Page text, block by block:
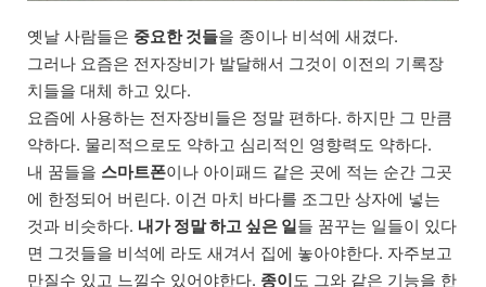
옛날 사람들은 중요한 것들을 종이나 비석에 새겼다.
그러나 요즘은 전자장비가 발달해서 그것이 이전의 기록장
치들을 대체 하고 있다.
요즘에 사용하는 전자장비들은 정말 편하다. 하지만 그 만큼
약하다. 물리적으로도 약하고 심리적인 영향력도 약하다.
내 꿈들을 스마트폰이나 아이패드 같은 곳에 적는 순간 그곳
에 한정되어 버린다. 이건 마치 바다를 조그만 상자에 넣는
것과 비슷하다. 내가 정말 하고 싶은 일들 꿈꾸는 일들이 있다
면 그것들을 비석에 라도 새겨서 집에 놓아야한다. 자주보고
만질수 있고 느낄수 있어야한다. 종이도 그와 같은 기능을 한